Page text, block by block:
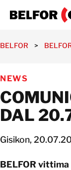
SERVIZI
ATTUALITÀ
JOBS
CHI SIAMO
SITES
BELFOR >
NEWS
DAL
Gisikon,
BELFOR